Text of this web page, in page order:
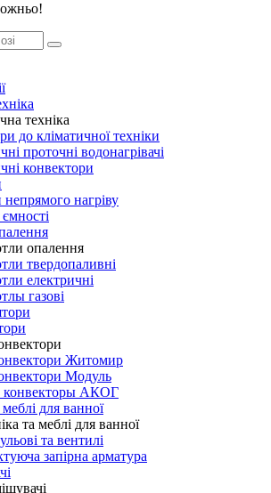
техніка
до кліматичної техніки
проточні водонагрівачі
конвектори
нагріву
опалення
твердопаливні
електричні
газові
Житомир
Модуль
конвекторы АКОГ
для ванної
та меблі для ванної
та вентилі
запірна арматура